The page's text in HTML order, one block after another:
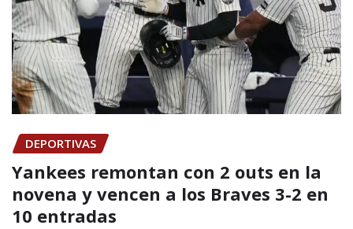
DEPORTIVAS
Yankees remontan con 2 outs en la
novena y vencen a los Braves 3-2 en
10 entradas